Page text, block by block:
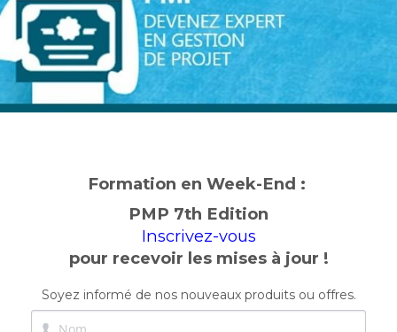
Formations
TOGAF
Cloud - Azure & AWS
PMP
ISO27005 Risk Manager
Communauté
Blog
Rechercher
Cloud Microsoft Azure
Formation en Week-End :
PMP 7th Edition
Inscrivez-vous
pour recevoir les mises à jour !
Soyez informé de nos nouveaux produits ou offres.